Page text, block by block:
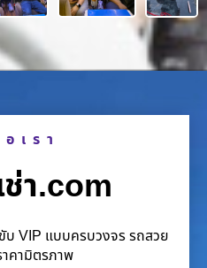
เรา
า.com
บ VIP แบบครบวงจร รถสวย
คามิตรภาพ